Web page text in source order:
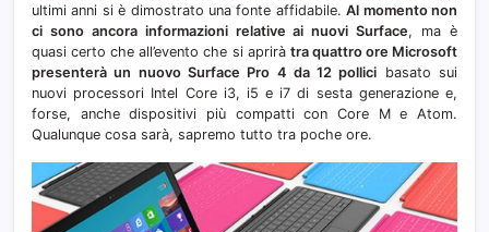
ultimi anni si è dimostrato una fonte affidabile.Al momento non
ci sono ancora informazioni relative ai nuovi Surface, ma è
quasi certo che all’evento che si aprirà tra quattro ore Microsoft
presenterà un nuovo Surface Pro 4 da 12 pollici basato sui
nuovi processori Intel Core i3, i5 e i7 di sesta generazione e,
forse, anche dispositivi più compatti con Core M e Atom.
Qualunque cosa sarà, sapremo tutto tra poche ore.